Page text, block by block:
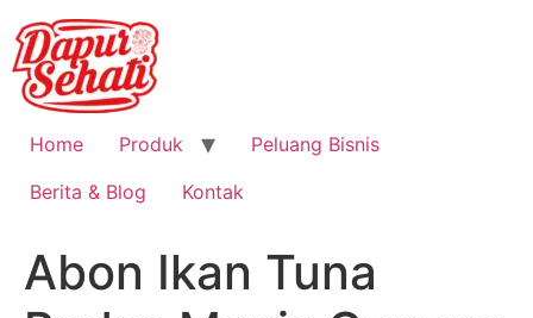
Home Produk
Peluang Bisnis
Berita & Blog
Kontak
Abon Ikan Tuna